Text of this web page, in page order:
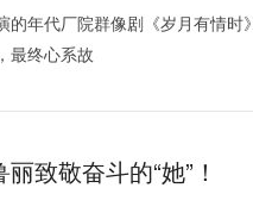
的年代厂院群像剧《岁月有情
最终心系故
致敬奋斗的“她”！